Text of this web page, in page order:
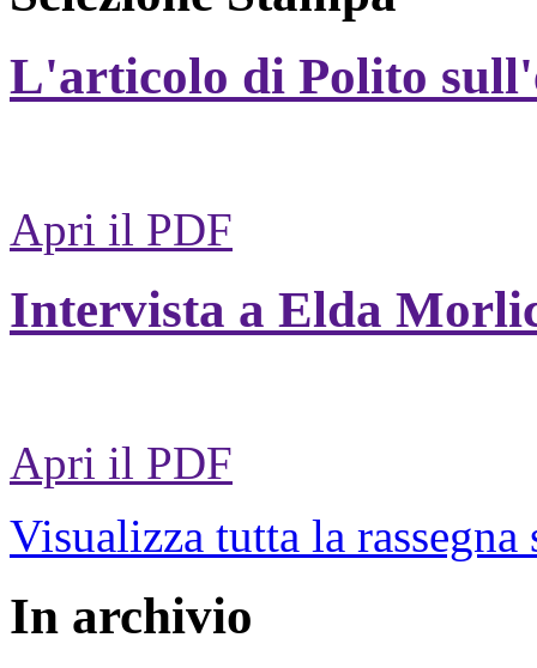
L'articolo di Polito
Apri il PDF
Intervista a Elda
Apri il PDF
Visualizza tutta la rassegna
In archivio